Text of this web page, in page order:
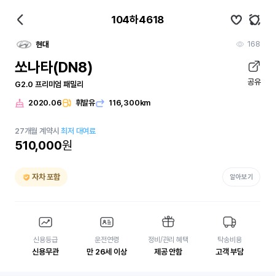
104하4618
현대 168
쏘나타(DN8)
G2.0 프리미엄 패밀리 공유
2020.06 휘발유 116,300km
27개월 계약시최저 대여료
510,000원
자차 포함 알아보기
신용등급
신용무관
운전연령
만 26세 이상
정비/관리 혜택
제공 안함
탁송비용
고객 부담